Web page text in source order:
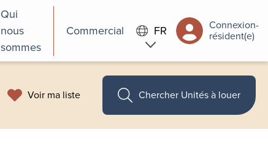
Qui
nous
sommes
Commercial FR Connexion-
résident(e)
Voir ma liste Chercher Unités à louer